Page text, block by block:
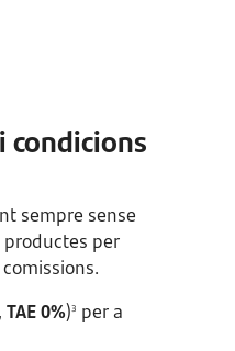
condicions
sempre sense
per
TAE 0%)3 per a